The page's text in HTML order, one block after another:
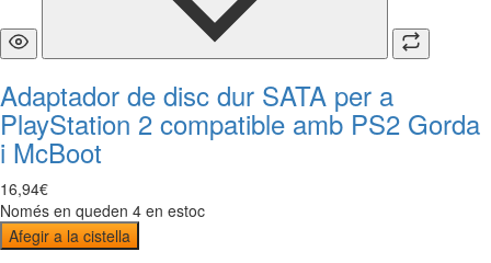
Adaptador de disc dur SATA per a
PlayStation 2 compatible amb PS2 Gorda
i McBoot
16,94€
Només en queden 4 en estoc
Afegir a la cistella